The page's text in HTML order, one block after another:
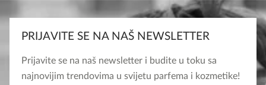
PRIJAVITE SE NA NAŠ NEWSLETTER
Prijavite se na naš newsletter i budite u toku sa
najnovijim trendovima u svijetu parfema i kozmetike!